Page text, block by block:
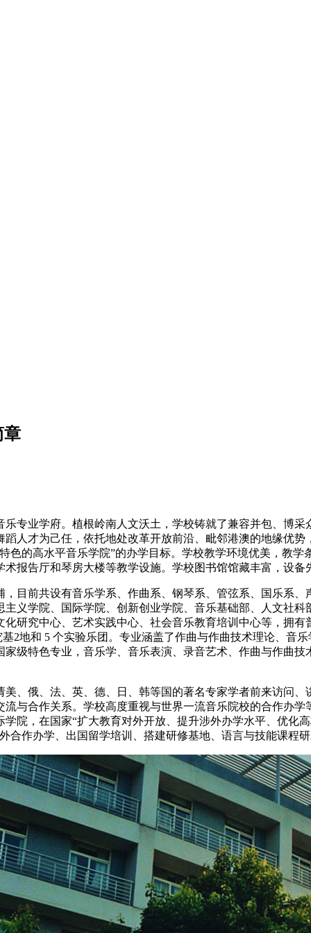
章
专业学府。植根岭南人文沃土，学校铸就了兼容并包、博采
人才为己任，依托地处改革开放前沿、毗邻港澳的地缘优
色的高水平音乐学院”的办学目标。学校教学环境优美，教
报告厅和琴房大楼等教学设施。学校图书馆馆藏丰富，设
目前共设有音乐学系、作曲系、钢琴系、管弦系、国乐系
义学院、国际学院、创新创业学院、音乐基础部、人文社
研究中心、艺术实践中心、社会音乐教育培训中心等，拥
2地和 5 个实验乐团。专业涵盖了作曲与作曲技术理论、音
级特色专业，音乐学、音乐表演、录音艺术、作曲与作曲
、俄、法、英、德、日、韩等国的著名专家学者前来访问
与合作关系。学校高度重视与世界一流音乐院校的合作办
院，在国家“扩大教育对外开放、提升涉外办学水平、优化
合作办学、出国留学培训、搭建研修基地、语言与技能课程